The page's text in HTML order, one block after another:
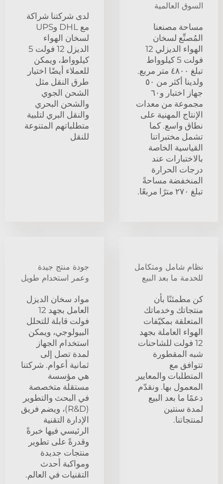
السوق العالمية
مساحة مصنعنا
المُصنِّع لسخان
الهواء الديزلي 12
فولت 5 كيلوواط
تبلغ ٤٨٠٠ متر مربع.
ولدينا أكثر من ٥٠
جهاز اختبار و٦٠
مجموعة من معدات
الإنتاج المهنية على
نطاق واسع. كما
تشمل مختبراتنا
القياسية الخاصة
بالاختبارات عند
درجات الحرارة
المنخفضة مساحةً
تبلغ ٢٧٠ مترًا مربعًا.
لدى شركتنا شراكة
مع DHL وUPS
لسخان الهواء
الديزل 12 فولت 5
كيلوواط، ويمكن
للعملاء أيضًا اختيار
طرق النقل مثل
الشحن الجوي
والشحن البحري
والنقل البري لتلبية
متطلباتهم المتنوعة
للنقل
نظام شامل ومتكامل
للخدمة ما بعد البيع
كن مطمئنًا بأن
منتجاتك وخدماتك
المتعلقة بمكيّفات
الهواء العاملة بجهد
12 فولت للشاحنات
شبه المقطورة
تتوافق مع
المتطلبات والمعايير
المعمول بها. ونقدّم
دعمًا ما بعد البيع
لمدة سنتين
لمنتجاتنا.
جودة منتج جيدة
وعمر استخدام طويل
مواد سخان الديزل
العامل بجهد 12
فولت قابلة للتحلل
البيولوجي، ويمكن
استخدام الجهاز
لمدة تصل إلى
ثمانية أعوام. شركتنا
هي مؤسسة
مستقلة متخصصة
في البحث والتطوير
(R&D)، ويضم فريق
الإدارة التقنية
الرئيسي فيها خبرةً
وقدرةً على تطوير
منتجات جديدة
ومواكبة أحدث
التقنيات في العالم.